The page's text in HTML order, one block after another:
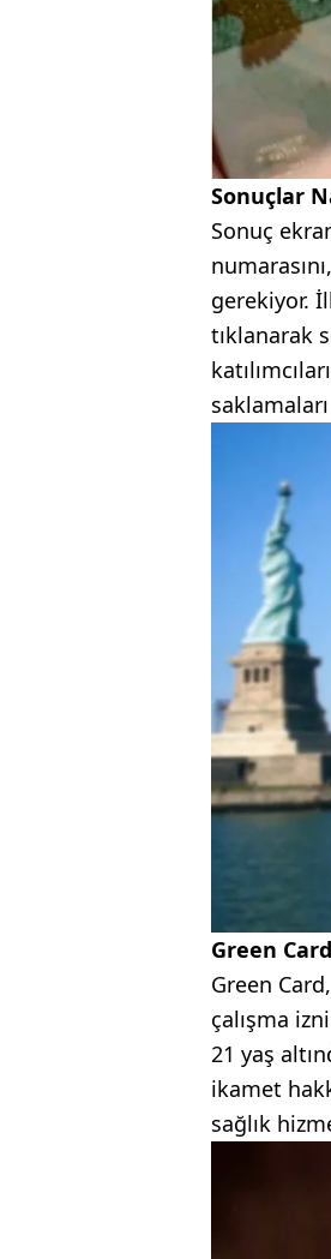
Sonuçlar
Sonuç
gerekiyor.
tıklanarak
Green
Green
çalışma
21 yaş
ikamet
sağlık